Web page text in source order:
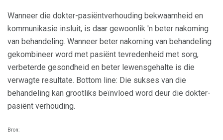
Wanneer die dokter-pasiëntverhouding bekwaamheid en
kommunikasie insluit, is daar gewoonlik 'n beter nakoming
van behandeling. Wanneer beter nakoming van behandeling
gekombineer word met pasiënt tevredenheid met sorg,
verbeterde gesondheid en beter lewensgehalte is die
verwagte resultate. Bottom line: Die sukses van die
behandeling kan grootliks beïnvloed word deur die dokter-
pasiënt verhouding.
Bron: